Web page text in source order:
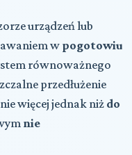
urządzeń lub
w pogotowiu
równoważnego
przedłużenie
więcej jednak niż do
nie